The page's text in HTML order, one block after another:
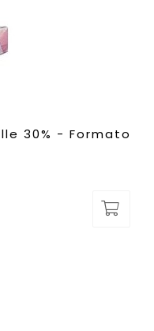
30% - Formato